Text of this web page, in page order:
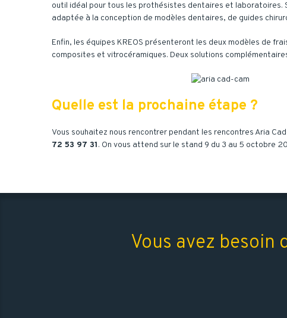
outil idéal pour tous les prothésistes dentaires et laboratoires.
adaptée à la conception de modèles dentaires, de guides
Enfin, les équipes KREOS présenteront les deux modèles de
composites et vitrocéramiques. Deux solutions
Quelle est la prochaine étape ?
Vous souhaitez nous rencontrer pendant les rencontres Aria
72 53 97 31. On vous attend sur le stand 9 du 3 au 5 octobre
Vous avez besoin